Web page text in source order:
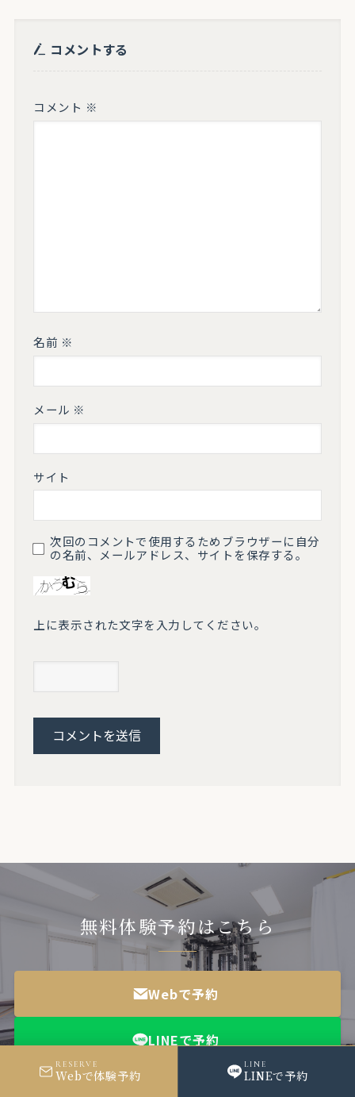
コメントする
コメント ※
名前 ※
メール ※
サイト
次回のコメントで使用するためブラウザーに自分
の名前、メールアドレス、サイトを保存する。
上に表示された文字を入力してください。
無料体験予約はこちら
Webで予約
LINEで予約
RESERVE
Webで体験予約
LINE
LINEで予約